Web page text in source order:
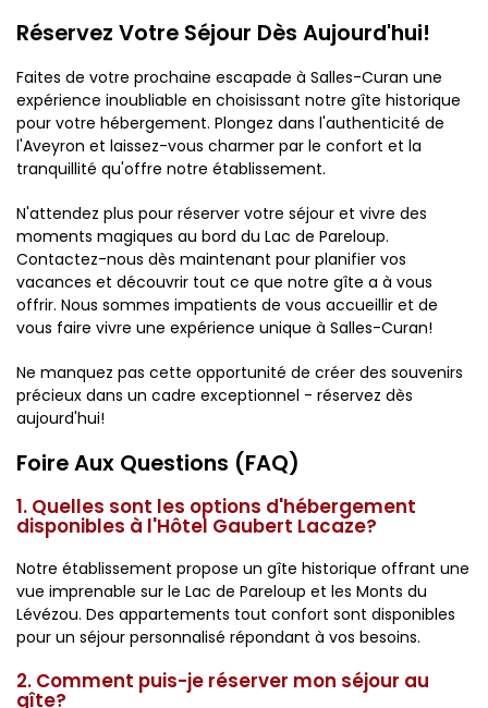
Réservez Votre Séjour Dès Aujourd'hui!
Faites de votre prochaine escapade à Salles-Curan une
expérience inoubliable en choisissant notre gîte historique
pour votre hébergement. Plongez dans l'authenticité de
l'Aveyron et laissez-vous charmer par le confort et la
tranquillité qu'offre notre établissement.
N'attendez plus pour réserver votre séjour et vivre des
moments magiques au bord du Lac de Pareloup.
Contactez-nous dès maintenant pour planifier vos
vacances et découvrir tout ce que notre gîte a à vous
offrir. Nous sommes impatients de vous accueillir et de
vous faire vivre une expérience unique à Salles-Curan!
Ne manquez pas cette opportunité de créer des souvenirs
précieux dans un cadre exceptionnel - réservez dès
aujourd'hui!
Foire Aux Questions (FAQ)
1. Quelles sont les options d'hébergement
disponibles à l'Hôtel Gaubert Lacaze?
Notre établissement propose un gîte historique offrant une
vue imprenable sur le Lac de Pareloup et les Monts du
Lévézou. Des appartements tout confort sont disponibles
pour un séjour personnalisé répondant à vos besoins.
2. Comment puis-je réserver mon séjour au
gîte?